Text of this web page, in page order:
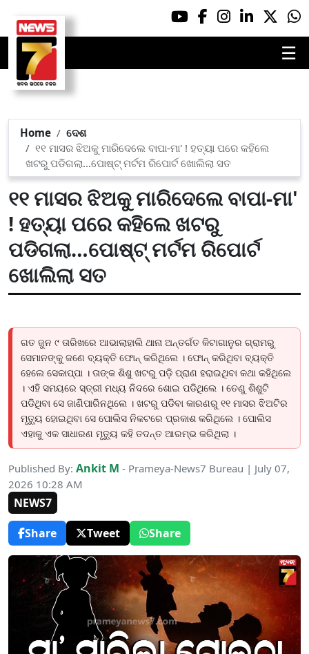
☰
Home
ଦେଶ
୧୧ ମାସର ଝିଅକୁ ମାରିଦେଲେ ବାପା-ମା' ! ହତ୍ୟା ପରେ କହିଲେ
ଖଟରୁ ପଡିଗଲା…ପୋଷ୍ଟ୍ ମର୍ଟମ ରିପୋର୍ଟ ଖୋଲିଲା ସତ
୧୧ ମାସର ଝିଅକୁ ମାରିଦେଲେ ବାପା-ମା'
! ହତ୍ୟା ପରେ କହିଲେ ଖଟରୁ
ପଡିଗଲା…ପୋଷ୍ଟ୍ ମର୍ଟମ ରିପୋର୍ଟ
ଖୋଲିଲା ସତ
ଗତ ଜୁନ ୯ ତାରିଖରେ ଆଭାଲାହାଲି ଥାନା ଅନ୍ତର୍ଗତ କିଟାଗାନୁର ଗ୍ରାମରୁ
ସେମାନଙ୍କୁ ଜଣେ ବ୍ୟକ୍ତି ଫୋନ୍ କରିଥିଲେ । ଫୋନ୍ କରିଥିବା ବ୍ୟକ୍ତି
ହେଲେ ସେକାପ୍ପା । ତାଙ୍କ ଶିଶୁ ଖଟରୁ ପଡି଼ ପ୍ରାଣ ହରାଇଥିବା କଥା କହିଥିଲେ
। ଏହି ସମୟରେ ସ୍ତ୍ରୀ ମଧ୍ୟ ନିଦରେ ଶୋଇ ପଡିଥିଲେ । ତେଣୁ ଶିଶୁଟି
ପଡିଥିବା ସେ ଜାଣିପାରିନଥିଲେ । ଖଟରୁ ପଡିବା କାରଣରୁ ୧୧ ମାସର ଝିଅଟିର
ମୃତ୍ୟୁ ହୋଇଥିବା ସେ ପୋଲିସ ନିକଟରେ ପ୍ରକାଶ କରିଥିଲେ । ପୋଲିସ
ଏହାକୁ ଏକ ସାଧାରଣ ମୃତ୍ୟୁ କହି ତଦନ୍ତ ଆରମ୍ଭ କରିଥିଲା ।
Published By: Ankit M - Prameya-News7 Bureau | July 07,
2026 10:28 AM
NEWS7
Share
Tweet Share